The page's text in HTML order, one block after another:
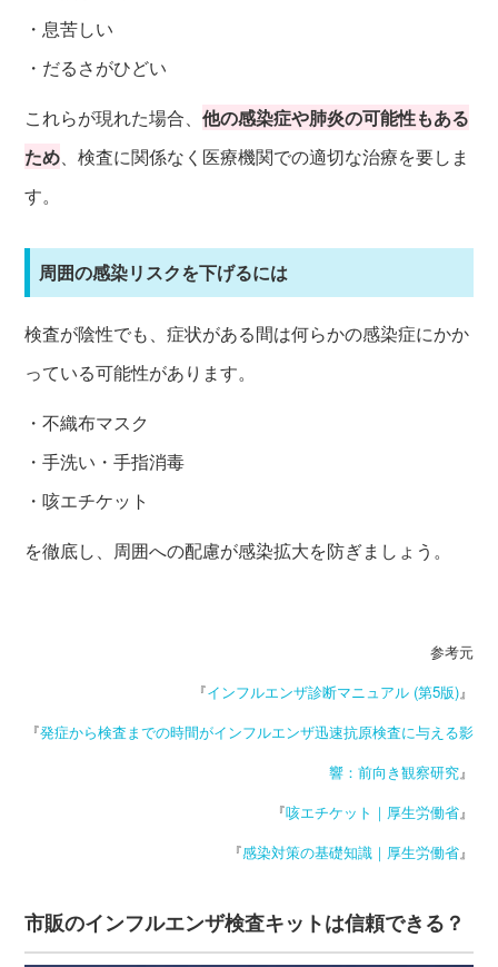
・息苦しい
・だるさがひどい
これらが現れた場合、他の感染症や肺炎の可能性もある
ため 、検査に関係なく医療機関での適切な治療を要しま
す。
周囲の感染リスクを下げるには
検査が陰性でも、症状がある間は何らかの感染症にかか
っている可能性があります。
・不織布マスク
・手洗い・手指消毒
・咳エチケット
を徹底し、周囲への配慮が感染拡大を防ぎましょう。
参考元
『インフルエンザ診断マニュアル (第5版)』
『発症から検査までの時間がインフルエンザ迅速抗原検査に与える影
響：前向き観察研究』
『咳エチケット｜厚生労働省』
『感染対策の基礎知識｜厚生労働省』
市販のインフルエンザ検査キットは信頼できる？